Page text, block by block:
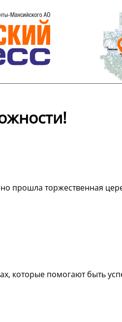
прошла торжественная
которые помогают быть